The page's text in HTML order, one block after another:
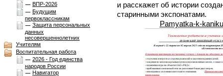
ВПР-2026
Будущим
первоклассникам
Защита персональных
данных
несовершеннолетних
Учителям
Воспитательная работа
2026 - Год единства
народов России
Навигатор
и расскажет об истории
старинными экспонатами.
Pamyatka-k-